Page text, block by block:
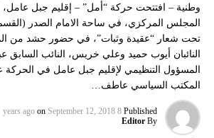
وطنية – افتتحت حركة “أمل” – إقليم جبل عامل،
المجلس المركزي، في ساحة الامام الصدر
تحت شعار “عقيدة وثبات”، في حضور حشد من
النائبان أيوب حميد وعلي خريس، النائب السابق
المسؤول التنظيمي لإقليم جبل عامل في
المكتب السياسي عاطف…
Published
8 years ago
on September 12, 2018
By
Editor